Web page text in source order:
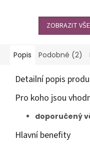
ZOBRAZIT
Popis Podobné (2)
Detailní popis
Pro koho jsou
doporučený
Hlavní benefity